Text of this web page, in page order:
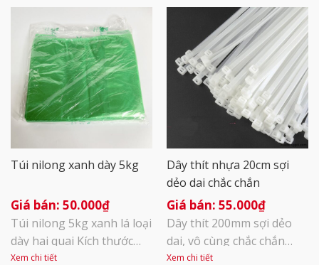
với hộ gia đình, văn
phòng công ty, sản phẩm
dai chắc Xếp hạng…Rất
tốtTốtTrung bìnhKhông
tệRất tệ
đựng được hầu hết vật tư
các ngành – tiết kiệm chi
phí cho gia đình và doanh
nghiệm của bạn
Túi nilong xanh dày 5kg
50.000₫
Túi nilong 5kg xanh lá loại
dày hai quai Kích thước
~30×37 Hàng dày
Xem chi tiết
Dây thít nhựa 20cm sợi
dẻo dai chắc chắn
55.000₫
Dây thít 200mm sợi dẻo
dai, vô cùng chắc chắn
Phần đầu: ô khóa để đuôi
Xem chi tiết